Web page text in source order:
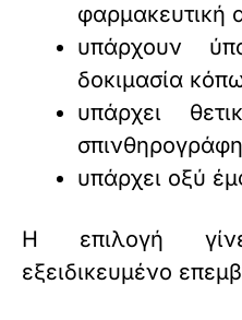
φαρμακευτική
υπάρχουν
δοκιμασία
υπάρχει
υπάρχει οξύ
Η επιλογή
εξειδικευμένο